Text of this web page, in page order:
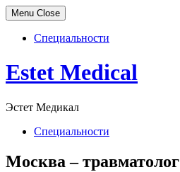
Menu Close
Специальности
Skip
to
Estet Medical
Эстет Медикал
Специальности
Москва – травматолог